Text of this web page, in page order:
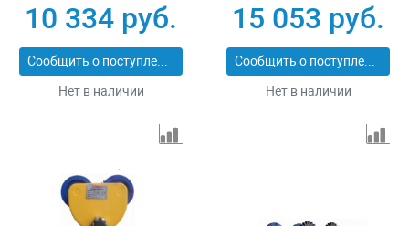
10 334 руб.
Сообщить о поступлении
Нет в наличии
15 053 руб.
Сообщить о поступлении
Нет в наличии